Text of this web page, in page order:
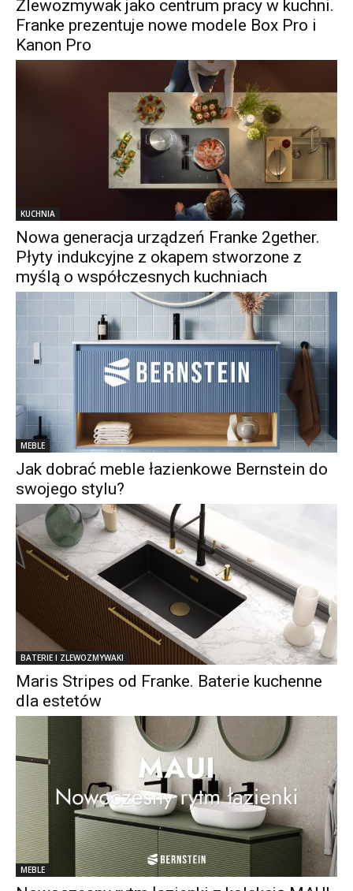
Zlewozmywak jako centrum pracy w kuchni.
Franke prezentuje nowe modele Box Pro i
Kanon Pro
KUCHNIA
Nowa generacja urządzeń Franke 2gether.
Płyty indukcyjne z okapem stworzone z
myślą o współczesnych kuchniach
MEBLE
Jak dobrać meble łazienkowe Bernstein do
swojego stylu?
BATERIE I ZLEWOZMYWAKI
Maris Stripes od Franke. Baterie kuchenne
dla estetów
MEBLE